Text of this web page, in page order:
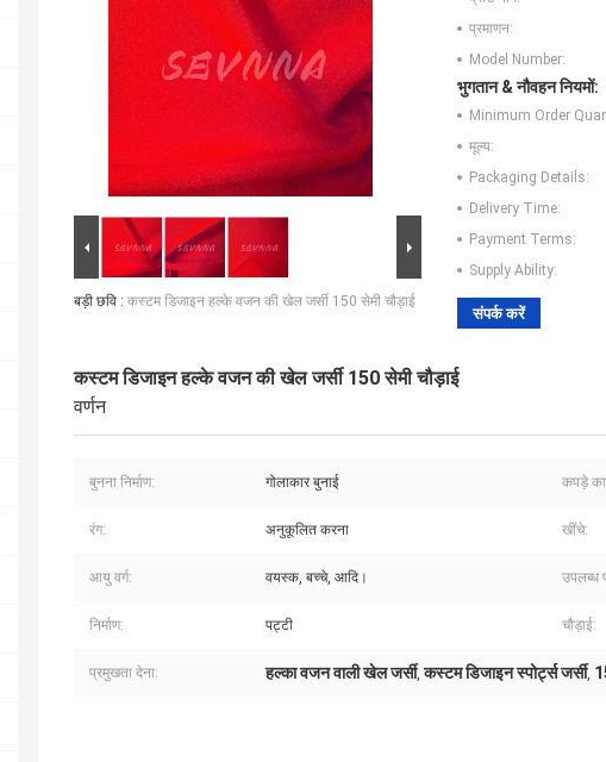
बड़ी छवि : कस्टम डिजाइन हल्के वजन की खेल जर्सी 150 सेमी चौड़ाई
प्रमाणन:
Model Number:
भुगतान & नौवहन नियमों:
Minimum Order
मूल्य:
Packaging Details:
Delivery Time:
Payment Terms:
Supply Ability:
संपर्क करें
कस्टम डिजाइन हल्के वजन की खेल जर्सी 150 सेमी चौड़ाई
वर्णन
बुनना निर्माण: गोलाकार बुनाई कपड़े का
रंग: अनुकूलित करना खींचे:
आयु वर्ग: वयस्क, बच्चे, आदि। उपलब्ध
निर्माण: पट्टी चौड़ाई:
प्रमुखता देना: हल्का वजन वाली खेल जर्सी,कस्टम डिजाइन स्पोर्ट्स जर्सी,